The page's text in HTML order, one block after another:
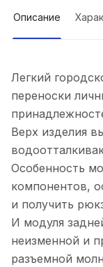
Описание
Легкий
переноски
Верх изделия
Особенность
компонентов,
и получить
И модуля
неизменной и
разъемной